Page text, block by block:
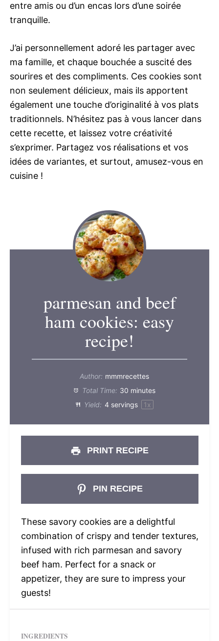
entre amis ou d’un encas lors d’une soirée
tranquille.
J’ai personnellement adoré les partager avec
ma famille, et chaque bouchée a suscité des
sourires et des compliments. Ces cookies sont
non seulement délicieux, mais ils apportent
également une touche d’originalité à vos plats
traditionnels. N’hésitez pas à vous lancer dans
cette recette, et laissez votre créativité
s’exprimer. Partagez vos réalisations et vos
idées de variantes, et surtout, amusez-vous en
cuisine !
parmesan and beef
ham cookies: easy
recipe!
Author: mmmrecettes
Total Time: 30 minutes
Yield: 4servings 1x
PRINT RECIPE
PIN RECIPE
These savory cookies are a delightful
combination of crispy and tender textures,
infused with rich parmesan and savory
beef ham. Perfect for a snack or
appetizer, they are sure to impress your
guests!
INGREDIENTS